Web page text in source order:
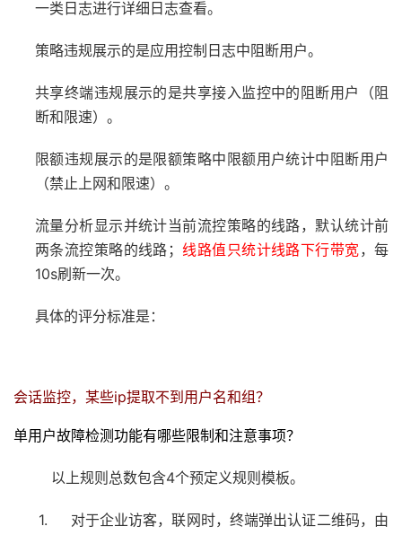
一类日志进行详细日志查看。
策略违规展示的是应用控制日志中阻断用户。
共享终端违规展示的是共享接入监控中的阻断用户（阻
断和限速）。
限额违规展示的是限额策略中限额用户统计中阻断用户
（禁止上网和限速）。
流量分析显示并统计当前流控策略的线路，默认统计前
两条流控策略的线路； 线路值只统计线路下行带宽，每
10s刷新一次。
具体的评分标准是：
会话监控，某些ip提取不到用户名和组？
单用户故障检测功能有哪些限制和注意事项？
以上规则总数包含4个预定义规则模板。
1.
对于企业访客，联网时，终端弹出认证二维码，由